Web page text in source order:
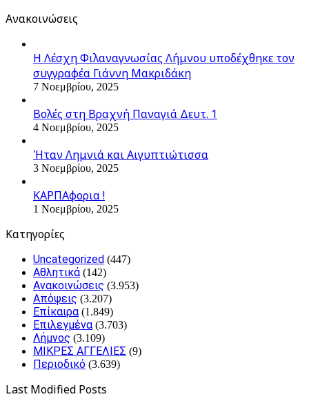
Ανακοινώσεις
Η Λέσχη Φιλαναγνωσίας Λήμνου υποδέχθηκε τον
συγγραφέα Γιάννη Μακριδάκη
7 Νοεμβρίου, 2025
Βολές στη Βραχνή Παναγιά Δευτ. 1
4 Νοεμβρίου, 2025
Ήταν Λημνιά και Αιγυπτιώτισσα
3 Νοεμβρίου, 2025
ΚΑΡΠΑφορια !
1 Νοεμβρίου, 2025
Kατηγορίες
Uncategorized (447)
Αθλητικά (142)
Ανακοινώσεις (3.953)
Απόψεις (3.207)
Επίκαιρα (1.849)
Επιλεγμένα (3.703)
Λήμνος (3.109)
ΜΙΚΡΕΣ ΑΓΓΕΛΙΕΣ (9)
Περιοδικό (3.639)
Last Modified Posts